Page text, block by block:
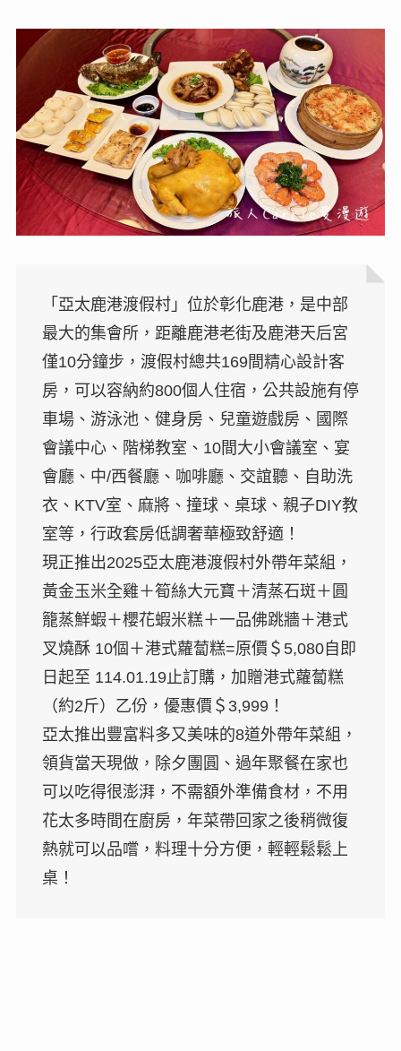
「亞太鹿港渡假村」位於彰化鹿港，是中部
最大的集會所，距離鹿港老街及鹿港天后宮
僅10分鐘步，渡假村總共169間精心設計客
房，可以容納約800個人住宿，公共設施有停
車場、游泳池、健身房、兒童遊戲房、國際
會議中心、階梯教室、10間大小會議室、宴
會廳、中/西餐廳、咖啡廳、交誼聽、自助洗
衣、KTV室、麻將、撞球、桌球、親子DIY教
室等，行政套房低調奢華極致舒適！
現正推出2025亞太鹿港渡假村外帶年菜組，
黃金玉米全雞＋筍絲大元寶＋清蒸石斑＋圓
籠蒸鮮蝦＋櫻花蝦米糕＋一品佛跳牆＋港式
叉燒酥 10個＋港式蘿蔔糕=原價＄5,080自即
日起至 114.01.19止訂購，加贈港式蘿蔔糕
（約2斤）乙份，優惠價＄3,999！
亞太推出豐富料多又美味的8道外帶年菜組，
領貨當天現做，除夕團圓、過年聚餐在家也
可以吃得很澎湃，不需額外準備食材，不用
花太多時間在廚房，年菜帶回家之後稍微復
熱就可以品嚐，料理十分方便，輕輕鬆鬆上
桌！